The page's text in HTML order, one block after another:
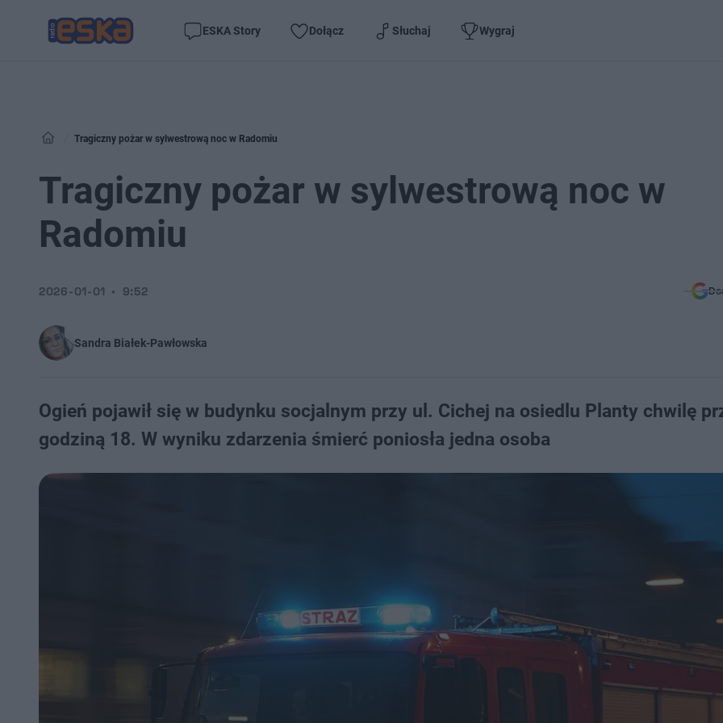
ESKA Story Dołącz Słuchaj Wygraj
Tragiczny pożar w sylwestrową noc w Radomiu
Tragiczny pożar w sylwestrową noc w
Radomiu
Sandra Białek-Pawłowska
2026-01-01 9:52
Ogień pojawił się w budynku socjalnym przy ul. Cichej na osiedlu Planty chwilę
godziną 18. W wyniku zdarzenia śmierć poniosła jedna osoba